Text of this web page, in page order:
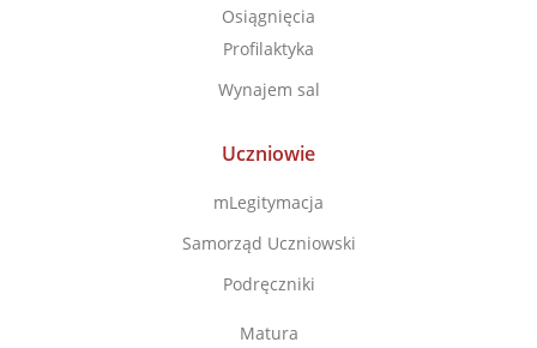
Osiągnięcia
Profilaktyka
Wynajem sal
Uczniowie
mLegitymacja
Samorząd Uczniowski
Podręczniki
Matura